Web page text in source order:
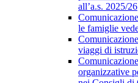
all’a.s. 2025/26
le famiglie
viaggi di
organizzative